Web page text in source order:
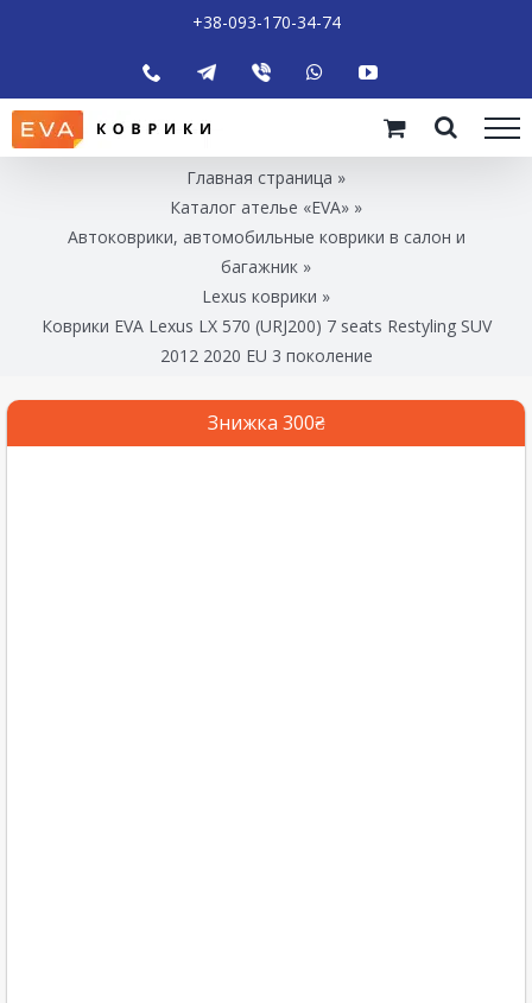
+38-093-170-34-74
Главная страница »
Каталог ателье «EVA» »
Автоковрики, автомобильные коврики в салон и
багажник »
Lexus коврики »
Коврики EVA Lexus LX 570 (URJ200) 7 seats Restyling SUV
2012 2020 EU 3 поколение
Знижка 300₴